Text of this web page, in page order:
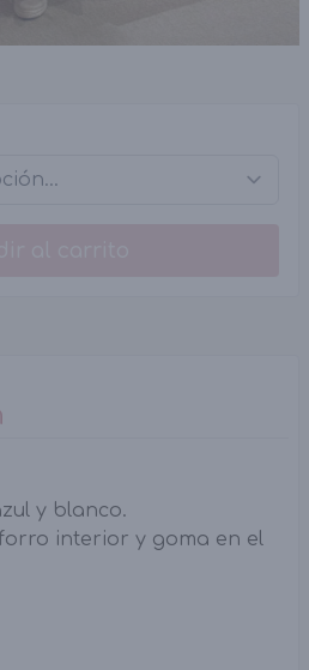
y blanco.
forro interior y goma en el